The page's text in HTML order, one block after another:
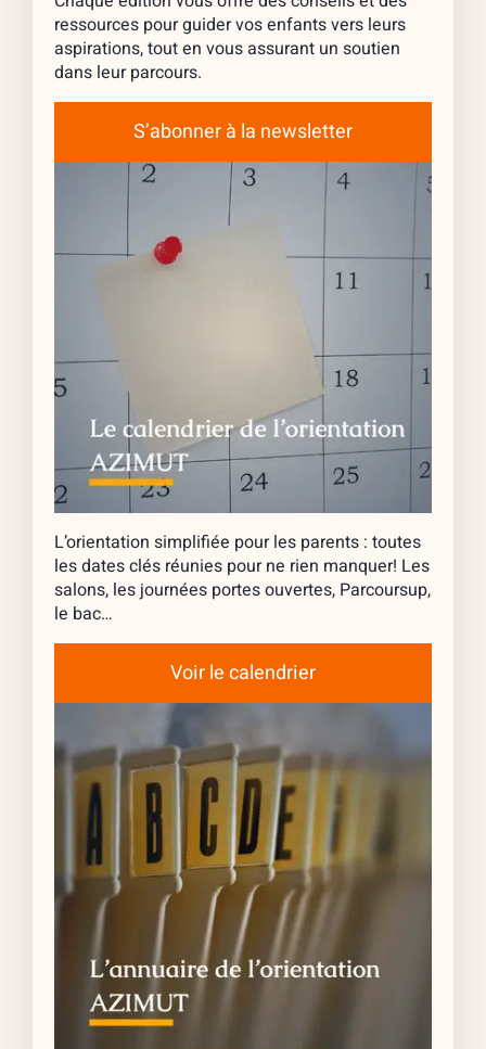
ressources pour guider vos enfants vers leurs
aspirations, tout en vous assurant un soutien
dans leur parcours.
S’abonner à la newsletter
L’orientation simplifiée pour les parents : toutes
les dates clés réunies pour ne rien manquer! Les
salons, les journées portes ouvertes, Parcoursup,
le bac…
Voir le calendrier